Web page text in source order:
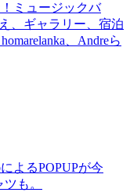
ミュージックバ
、ギャラリー、宿泊
、Andreら
よるPOPUPが今
も。